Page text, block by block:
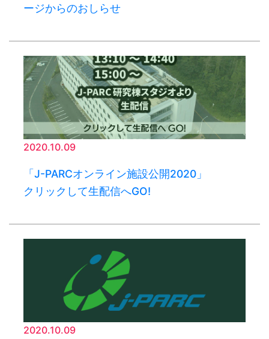
ージからのおしらせ
2020.10.09
「J-PARCオンライン施設公開2020」
クリックして生配信へGO!
2020.10.09